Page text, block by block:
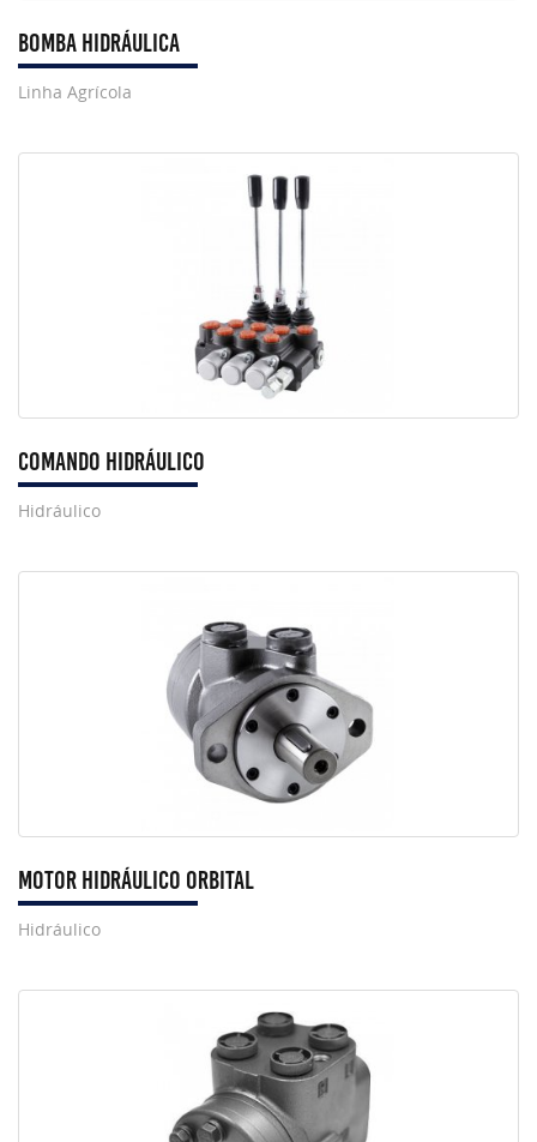
Bomba Hidráulica
Linha Agrícola
Comando Hidráulico
Hidráulico
Motor Hidráulico Orbital
Hidráulico